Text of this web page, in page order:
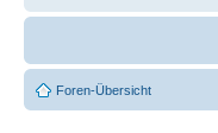
Foren-Übersicht